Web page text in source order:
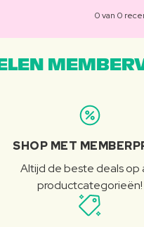
0 van 0
SHOP MET
Altijd de beste deals op
productcategorieën!